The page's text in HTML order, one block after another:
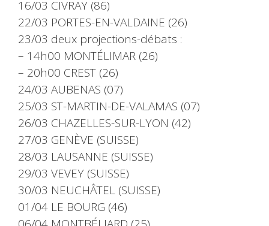
16/03 CIVRAY (86)
22/03 PORTES-EN-VALDAINE (26)
23/03 deux projections-débats :
– 14h00 MONTÉLIMAR (26)
– 20h00 CREST (26)
24/03 AUBENAS (07)
25/03 ST-MARTIN-DE-VALAMAS (07)
26/03 CHAZELLES-SUR-LYON (42)
27/03 GENÈVE (SUISSE)
28/03 LAUSANNE (SUISSE)
29/03 VEVEY (SUISSE)
30/03 NEUCHÂTEL (SUISSE)
01/04 LE BOURG (46)